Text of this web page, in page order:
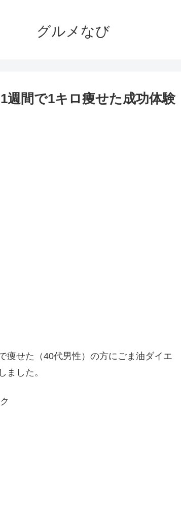
グルメなび
週間で1キロ痩せた成功体験
痩せた（40代男性）の方にごま油ダイエ
ました。